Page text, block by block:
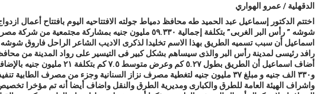
الدقهلية / عمرو الهواري
اختتم الدكتور إسماعيل عبد الحميد طه محافظ دمياط جولته الافتتاحيه اليوم بافتتاح أعمال
شوشه ” رأس البر الغربى” بتكلفة إجمالية ٥٩.٣٣٠ مليون جنيه بمشاركة
اسماعيل أن سبب تسميه الطريق بهذا الاسم تخليدا لذكرى الاديب الشاعر الراحل فاروق
رافد رئيسى لمدينة رأس البر والذى سيساهم بشكل كبير فى التيسير على رواد المدينة من
أضاف اسماعيل أن الطريق بطول ٥.٢٧ كم وعرض
و٣٣٠ الف جنيه و مبلغ ٣٧ مليون جنيه لتغطية مصرف نزاز السنانية وجزء من مصرف
واشراف الهيئة العامة للطرق والكبارى ومديرية الطرق والنقل واضاف أيضا أنه تم مؤخرا